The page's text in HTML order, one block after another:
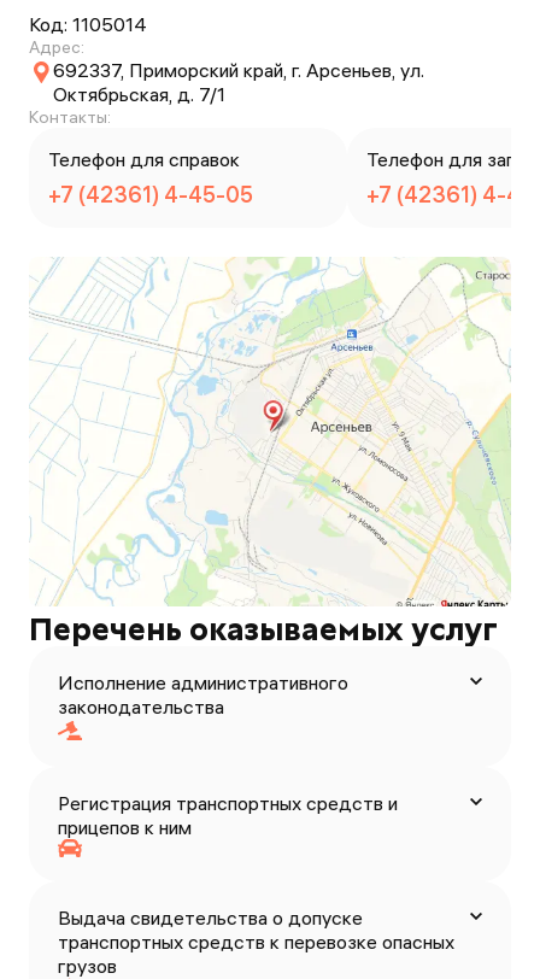
Код: 1105014
Адрес:
692337, Приморский край, г. Арсеньев, ул.
Октябрьская, д. 7/1
Контакты:
Телефон для справок
+7 (42361) 4-45-05
Телефон для
+7 (42361) 4-
Перечень оказываемых услуг
Исполнение административного
законодательства
Регистрация транспортных средств и
прицепов к ним
Выдача свидетельства о допуске
транспортных средств к перевозке опасных
грузов